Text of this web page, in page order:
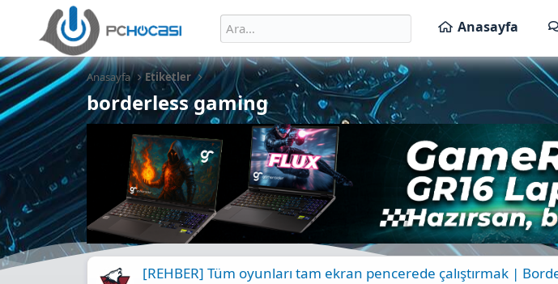
Anasayfa
Anasayfa Etiketler
borderless gaming
[REHBER] Tüm oyunları tam ekran pencerede çalıştırmak |